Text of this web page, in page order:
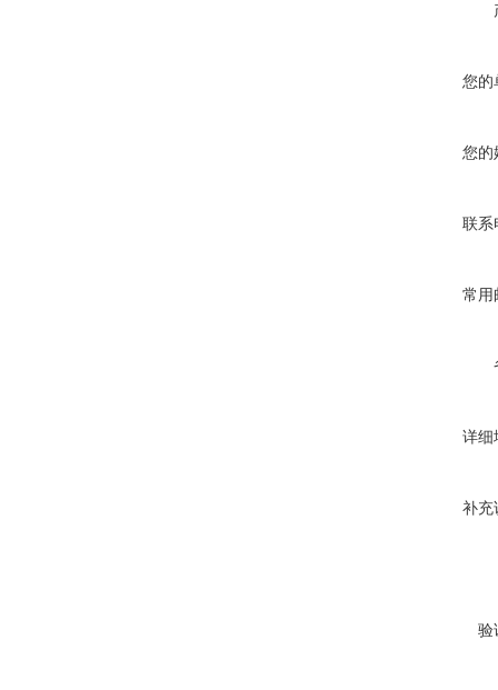
您的
您的
联系
常用
详细
补充
验